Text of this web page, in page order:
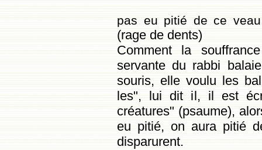
pas eu pitié de ce
(rage de dents)
Comment la
servante du rabbi
souris, elle voulu les
les", lui dit il, il est
créatures" (psaume),
eu pitié, on aura pitié
disparurent.